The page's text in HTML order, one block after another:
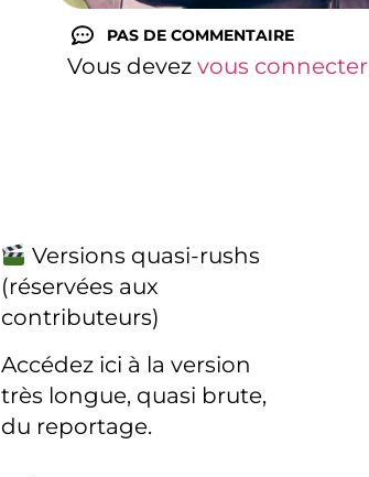
PAS DE COMMENTAIRE
Vous devez vous connecter
Versions quasi-rushs
(réservées aux
contributeurs)
Accédez ici à la version
très longue, quasi brute,
du reportage.